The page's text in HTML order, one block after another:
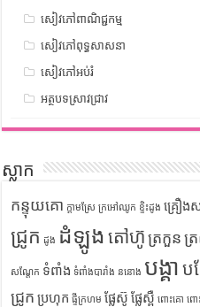
សៀវភៅពាណិជ្ជកម្ម
សៀវភៅពុទ្ធសាសនា
សៀវភៅអប់រំ
អត្ថបទស្រាវជ្រាវ
ស្លាក
កន្ទុយគោ ក្តាមស្រែ ក្រអៅឈូក ខ្ទិះដូង គ្រឿង
ជ្រូក ដូង ដំឡូង តៅហ៊ូ ត្រកួន ត្
សណ្តែក ទំពាំង ទំពាំងបារាំង ននោង បង្គា បន្
ជ្រូក ប្រហុក ផ្ទីក្រហម ផ្លែស៊ូ ផ្លែស្ពឺ ពោះគោ ពោ